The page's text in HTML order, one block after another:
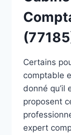
Certains
comptable
donné qu’il
proposent
expert